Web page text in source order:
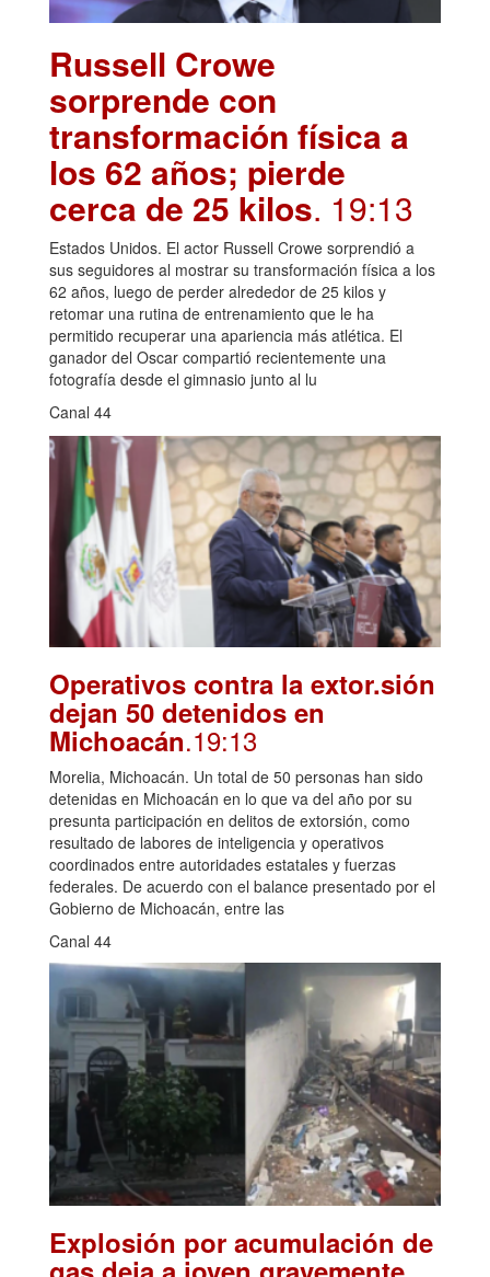
Russell Crowe
sorprende con
transformación física a
los 62 años; pierde
cerca de 25 kilos. 19:13
Estados Unidos. El actor Russell Crowe sorprendió a
sus seguidores al mostrar su transformación física a los
62 años, luego de perder alrededor de 25 kilos y
retomar una rutina de entrenamiento que le ha
permitido recuperar una apariencia más atlética. El
ganador del Oscar compartió recientemente una
fotografía desde el gimnasio junto al lu
Canal 44
Operativos contra la extor.sión
dejan 50 detenidos en
Michoacán.19:13
Morelia, Michoacán. Un total de 50 personas han sido
detenidas en Michoacán en lo que va del año por su
presunta participación en delitos de extorsión, como
resultado de labores de inteligencia y operativos
coordinados entre autoridades estatales y fuerzas
federales. De acuerdo con el balance presentado por el
Gobierno de Michoacán, entre las
Canal 44
Explosión por acumulación de